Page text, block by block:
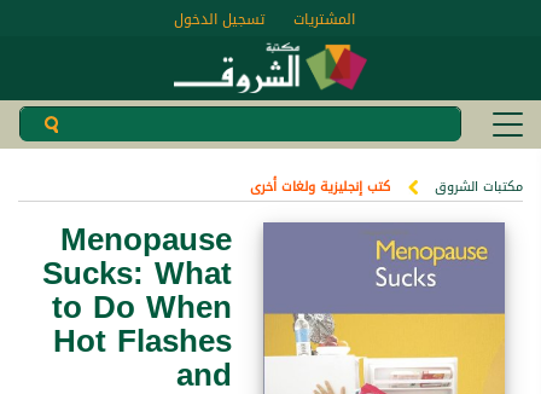
تسجيل الدخول المشتريات
مكتبات الشروق كتب إنجليزية ولغات أخرى
Menopause
Sucks: What
to Do When
Hot Flashes
and